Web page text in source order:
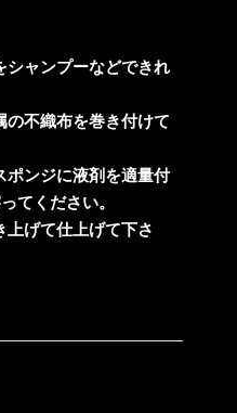
ャンプーなどできれ
不織布を巻き付けて
ンジに液剤を適量付
てください。
げて仕上げて下さ